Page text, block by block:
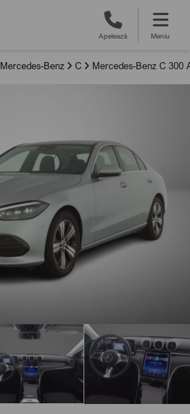
Apelează Meniu
Mercedes-Benz C Mercedes-Benz C 300